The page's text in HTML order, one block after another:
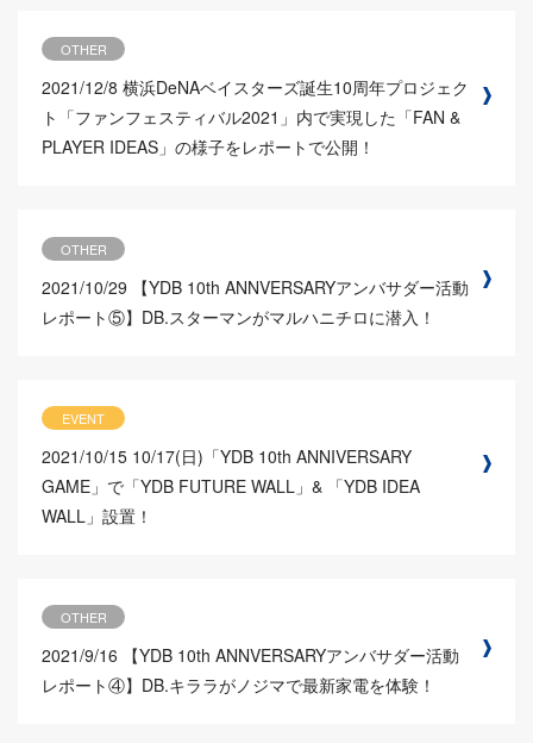
OTHER
2021/12/8 横浜DeNAベイスターズ誕生10周年プロジェク
ト「ファンフェスティバル2021」内で実現した「FAN &
PLAYER IDEAS」の様子をレポートで公開！
OTHER
2021/10/29
【YDB 10th ANNVERSARYアンバサダー活動
レポート⑤】DB.スターマンがマルハニチロに潜入！
EVENT
2021/10/15 10/17(日)「YDB 10th ANNIVERSARY
GAME」で「YDB FUTURE WALL」& 「YDB IDEA
WALL」設置！
OTHER
2021/9/16
【YDB 10th ANNVERSARYアンバサダー活動
レポート④】DB.キララがノジマで最新家電を体験！